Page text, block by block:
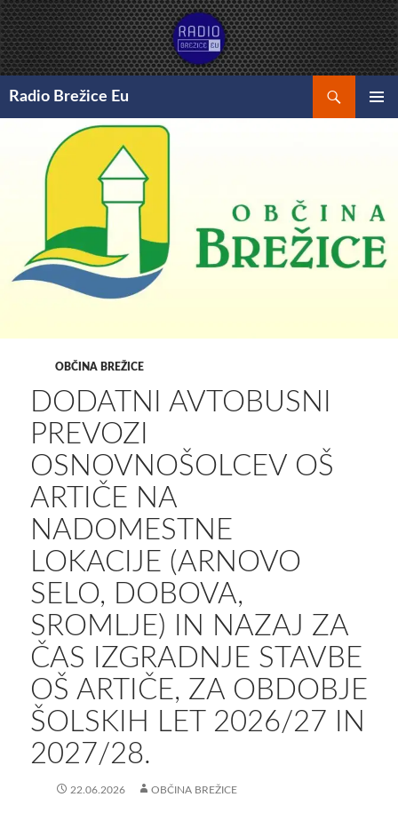
Preskoči
na
vsebino
Radio Brežice Eu
OBČINA BREŽICE
DODATNI AVTOBUSNI
PREVOZI
OSNOVNOŠOLCEV OŠ
ARTIČE NA
NADOMESTNE
LOKACIJE (ARNOVO
SELO, DOBOVA,
SROMLJE) IN NAZAJ ZA
ČAS IZGRADNJE STAVBE
OŠ ARTIČE, ZA OBDOBJE
ŠOLSKIH LET 2026/27 IN
2027/28.
22.06.2026 OBČINA BREŽICE